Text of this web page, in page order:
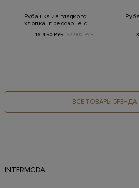
Рубашка из гладкого
хлопка Impeccabile с
16 450 РУБ. 32 900 РУБ.
ВСЕ ТОВАРЫ БРЕНДА
INTERMODA